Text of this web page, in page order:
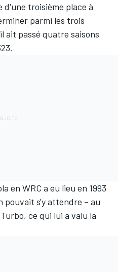
d'une troisième place à
parmi les trois
ait passé quatre saisons
en WRC a eu lieu en 1993
pouvait s'y attendre – au
ce qui lui a valu la